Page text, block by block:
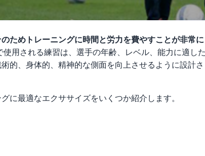
ためトレーニングに時間と労力を費やすことが非常に
用される練習は、選手の年齢、レベル、能力に適した
的、身体的、精神的な側面を向上させるように設計さ
に最適なエクササイズをいくつか紹介します。